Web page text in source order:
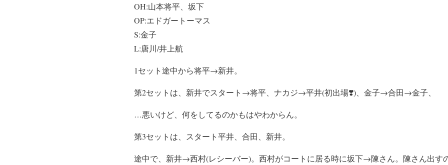
OH:山本将平、坂下
OP:エドガートーマス
S:金子
L:唐川/井上航
1セット途中から将平→新井。
第2セットは、新井でスタート→将平、ナカジ→平井(初出場❣️)、金子→合田→金子、
…悪いけど、何をしてるのかもはやわからん。
第3セットは、スタート平井、合田、新井。
途中で、新井→西村(レシーバー)。西村がコートに居る時に坂下→陳さん。陳さん出す